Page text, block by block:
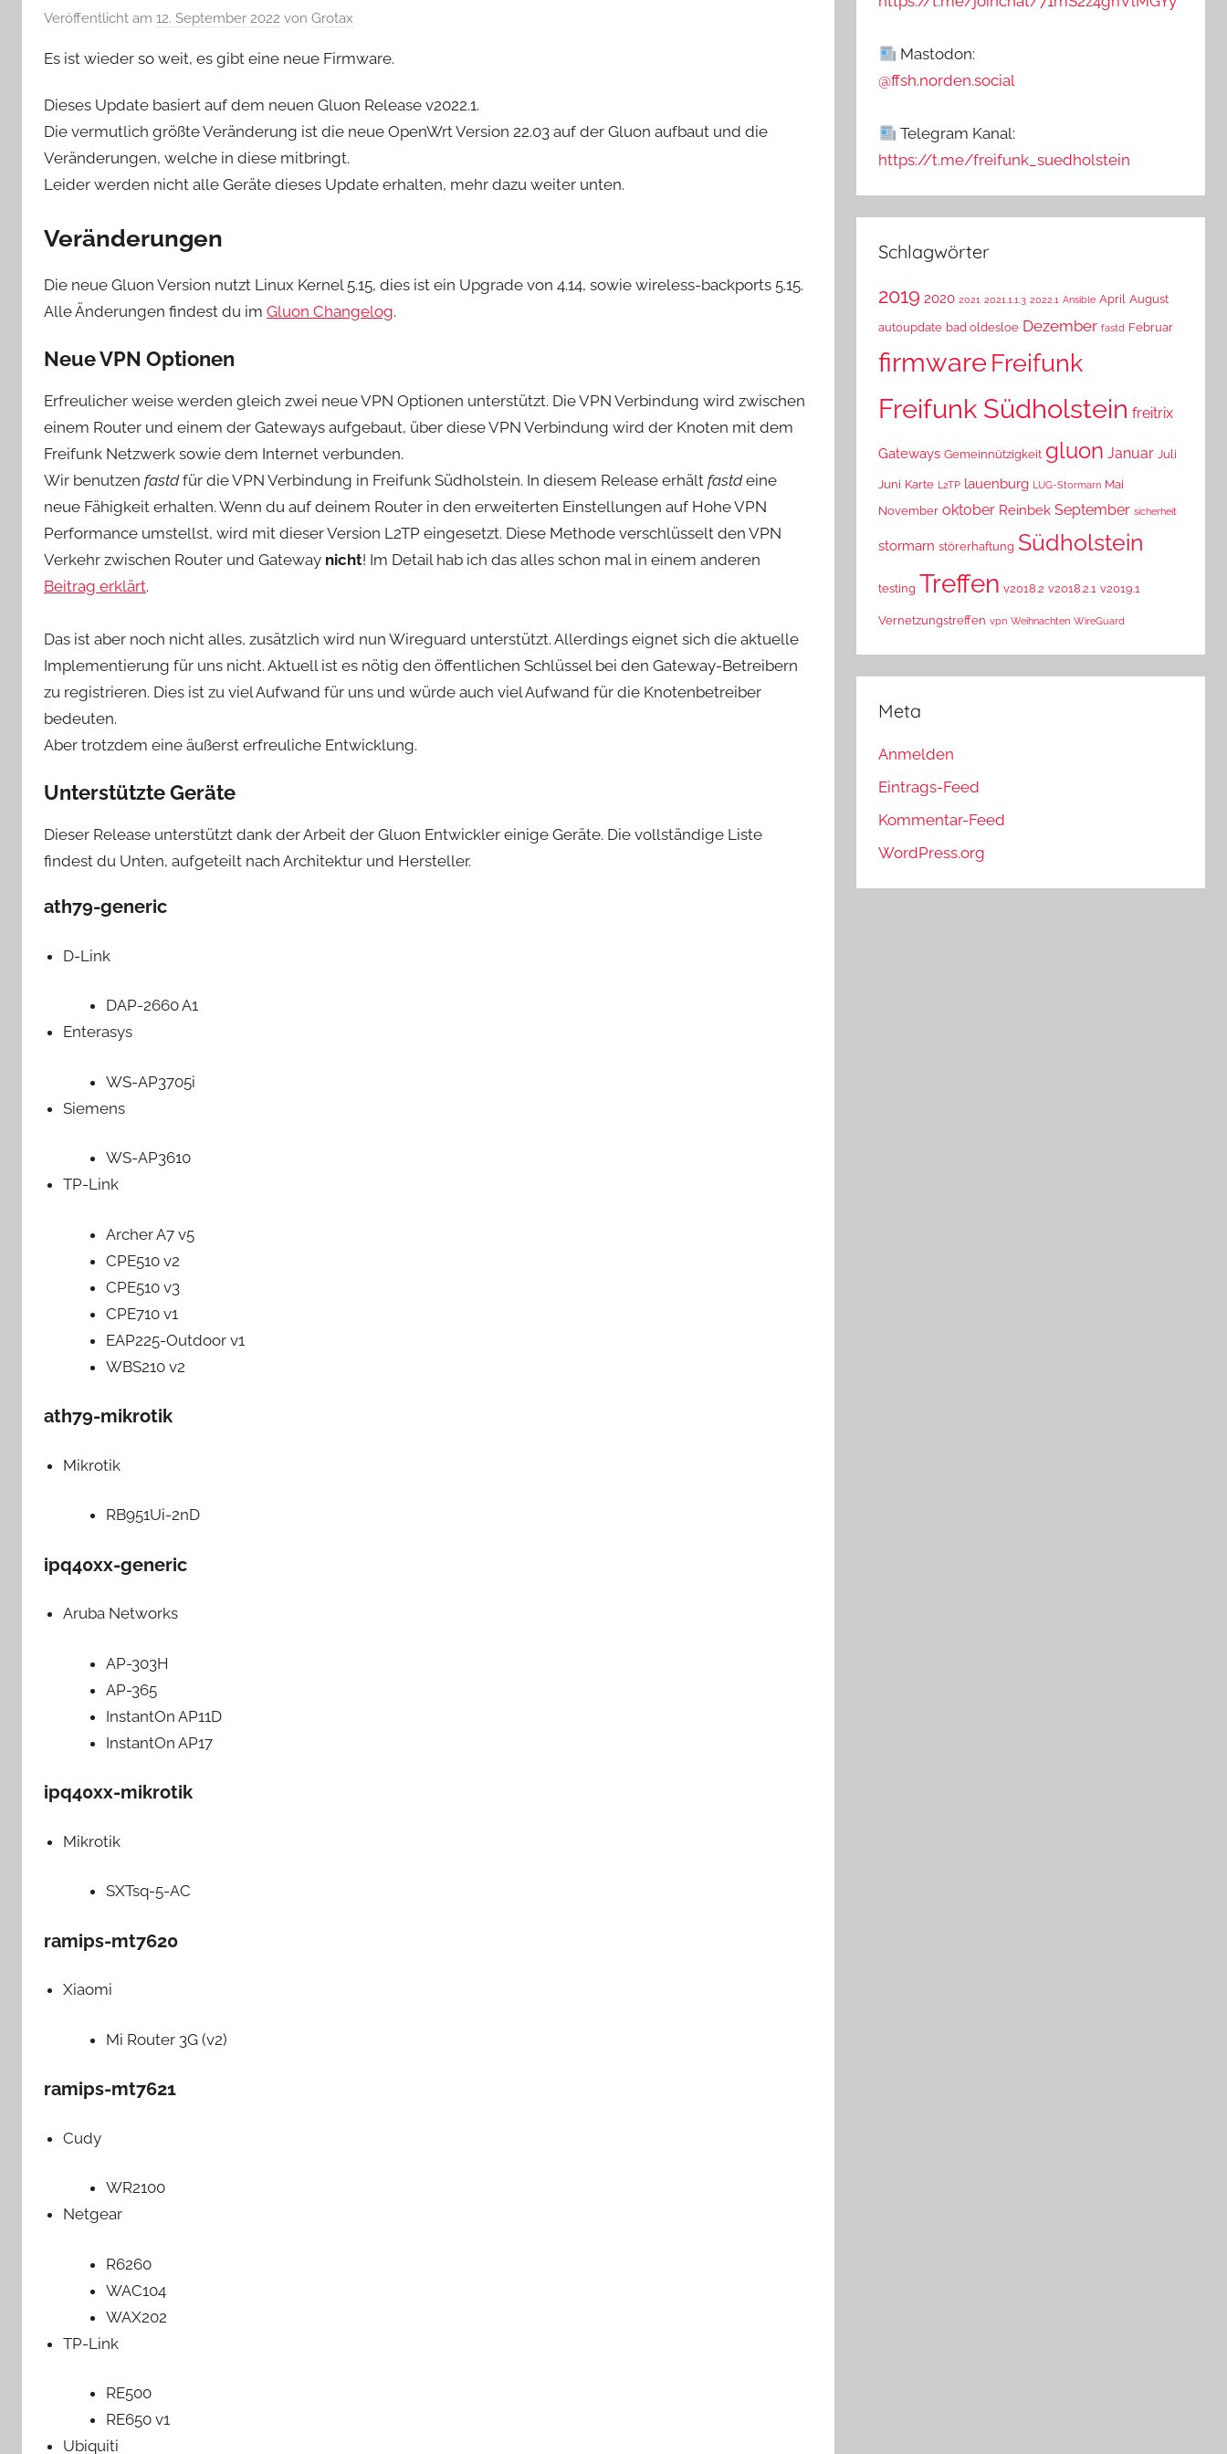
Veröffentlicht am 12. September 2022 von Grotax
Es ist wieder so weit, es gibt eine neue Firmware.
Dieses Update basiert auf dem neuen Gluon Release v2022.1.
Die vermutlich größte Veränderung ist die neue OpenWrt Version 22.03 auf der Gluon aufbaut und die
Veränderungen, welche in diese mitbringt.
Leider werden nicht alle Geräte dieses Update erhalten, mehr dazu weiter unten.
Veränderungen
Die neue Gluon Version nutzt Linux Kernel 5.15, dies ist ein Upgrade von 4.14, sowie wireless-backports 5.15.
Alle Änderungen findest du im Gluon Changelog.
Neue VPN Optionen
Erfreulicher weise werden gleich zwei neue VPN Optionen unterstützt. Die VPN Verbindung wird zwischen
einem Router und einem der Gateways aufgebaut, über diese VPN Verbindung wird der Knoten mit dem
Freifunk Netzwerk sowie dem Internet verbunden.
Wir benutzen fastdfür die VPN Verbindung in Freifunk Südholstein. In diesem Release erhält fastdeine
neue Fähigkeit erhalten. Wenn du auf deinem Router in den erweiterten Einstellungen auf Hohe VPN
Performance umstellst, wird mit dieser Version L2TP eingesetzt. Diese Methode verschlüsselt den VPN
Verkehr zwischen Router und Gateway nicht! Im Detail hab ich das alles schon mal in einem anderen
Beitrag erklärt.
Das ist aber noch nicht alles, zusätzlich wird nun Wireguard unterstützt. Allerdings eignet sich die aktuelle
Implementierung für uns nicht. Aktuell ist es nötig den öffentlichen Schlüssel bei den Gateway-Betreibern
zu registrieren. Dies ist zu viel Aufwand für uns und würde auch viel Aufwand für die Knotenbetreiber
bedeuten.
Aber trotzdem eine äußerst erfreuliche Entwicklung.
Unterstützte Geräte
Dieser Release unterstützt dank der Arbeit der Gluon Entwickler einige Geräte. Die vollständige Liste
findest du Unten, aufgeteilt nach Architektur und Hersteller.
ath79-generic
D-Link
DAP-2660 A1
Enterasys
WS-AP3705i
Siemens
WS-AP3610
TP-Link
Archer A7 v5
CPE510 v2
CPE510 v3
CPE710 v1
EAP225-Outdoor v1
WBS210 v2
ath79-mikrotik
Mikrotik
RB951Ui-2nD
ipq40xx-generic
Aruba Networks
AP-303H
AP-365
InstantOn AP11D
InstantOn AP17
ipq40xx-mikrotik
Mikrotik
SXTsq-5-AC
ramips-mt7620
Xiaomi
Mi Router 3G (v2)
ramips-mt7621
Cudy
WR2100
Netgear
R6260
WAC104
WAX202
TP-Link
RE500
RE650 v1
Ubiquiti
Mastodon:
@ffsh.norden.social
Telegram Kanal:
https://t.me/freifunk_suedholstein
Schlagwörter
2019 2020 2021 2021.1.1.3 2022.1 Ansible April August
autoupdate bad oldesloe Dezember fastd Februar
firmwareFreifunk
Freifunk Südholstein freitrix
Gateways Gemeinnützigkeit gluon Januar Juli
Juni Karte L2TP lauenburg LUG-Stormarn Mai
November oktober Reinbek September sicherheit
stormarn störerhaftung Südholstein
testing Treffen v2018.2 v2018.2.1 v2019.1
Vernetzungstreffen vpn Weihnachten WireGuard
Meta
Anmelden
Eintrags-Feed
Kommentar-Feed
WordPress.org